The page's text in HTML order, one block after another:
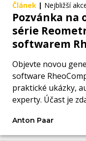
Článek | Nejbližší
Pozvánka na
série
softwarem
Objevte novou
software
praktické ukázky,
experty. Účast je
Anton Paar